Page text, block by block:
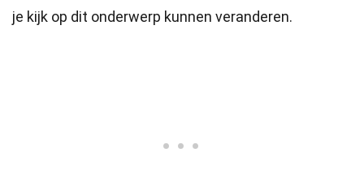
je kijk op dit onderwerp kunnen veranderen.